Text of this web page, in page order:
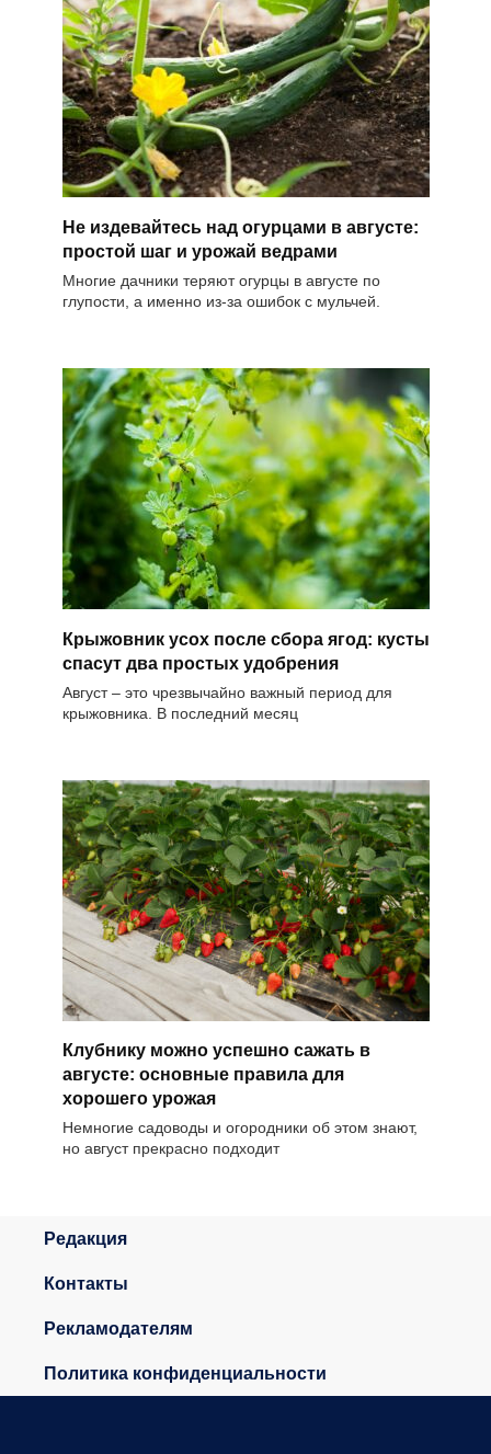
Не издевайтесь над огурцами в августе:
простой шаг и урожай ведрами
Многие дачники теряют огурцы в августе по
глупости, а именно из-за ошибок с мульчей.
Крыжовник усох после сбора ягод: кусты
спасут два простых удобрения
Август – это чрезвычайно важный период для
крыжовника. В последний месяц
Клубнику можно успешно сажать в
августе: основные правила для
хорошего урожая
Немногие садоводы и огородники об этом знают,
но август прекрасно подходит
Редакция
Контакты
Рекламодателям
Политика конфиденциальности